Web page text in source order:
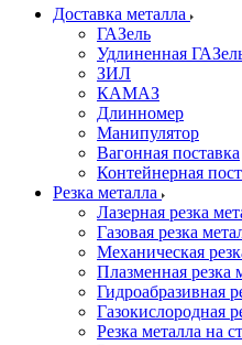
Доставка металла
ГАЗель
Удлиненная
ЗИЛ
КАМАЗ
Длинномер
Манипулятор
Вагонная поставка
Контейнерная
Резка металла
Лазерная резка
Газовая резка
Механическая
Плазменная резка
Гидроабразивная
Газокислородная
Резка металла на